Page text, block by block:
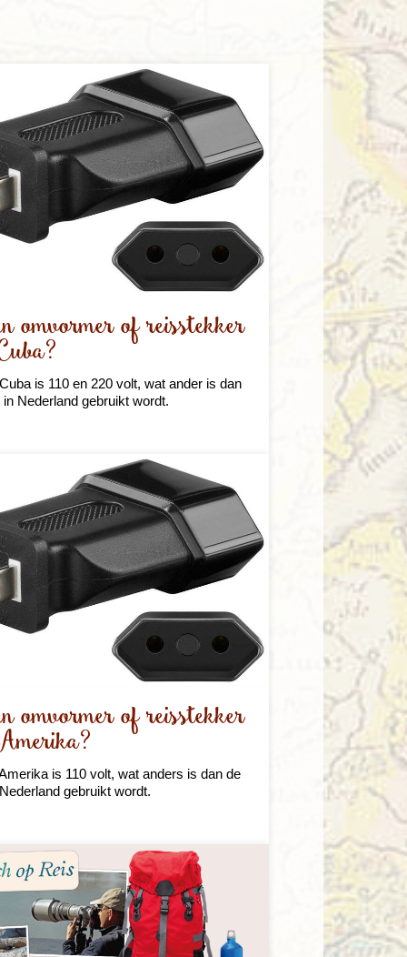
omvormer of reisstekker
is 110 en 220 volt, wat ander is dan
Nederland gebruikt wordt.
omvormer of reisstekker
is 110 volt, wat anders is dan de
gebruikt wordt.